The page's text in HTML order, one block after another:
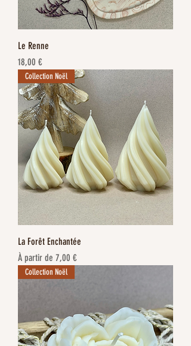
Le Renne
Prix
18,00 €
Collection Noël
La Forêt Enchantée
À partir de 7,00 €
Prix promotionnel
Collection Noël